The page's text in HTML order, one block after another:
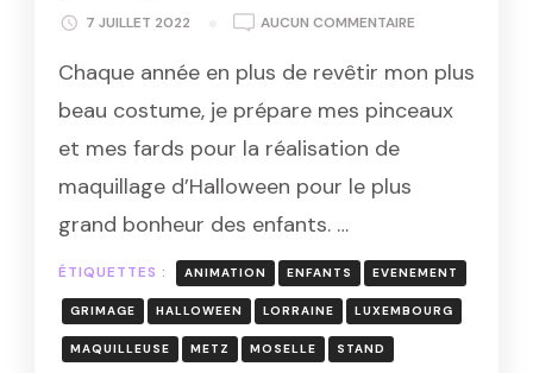
7 JUILLET 2022 AUCUN COMMENTAIRE
HALLOWEEN
LES
Chaque année en plus de revêtir mon plus
beau costume, je prépare mes pinceaux
et mes fards pour la réalisation de
maquillage d’Halloween pour le plus
grand bonheur des enfants. …
ÉTIQUETTES : ANIMATION ENFANTS EVENEMENT
GRIMAGE HALLOWEEN LORRAINE LUXEMBOURG
MAQUILLEUSE METZ MOSELLE STAND